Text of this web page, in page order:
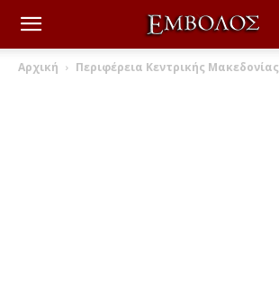
Αρχική Περιφέρεια Κεντρικής Μακεδονίας